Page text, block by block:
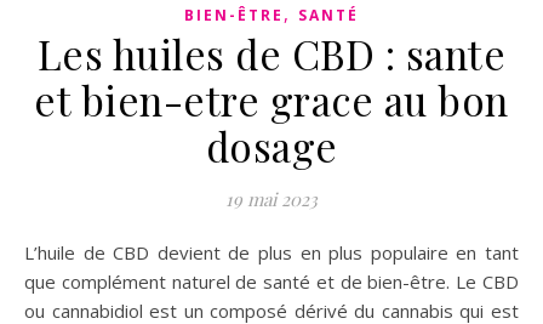
BIEN-ÊTRE , SANTÉ
Les huiles de CBD : sante
et bien-etre grace au bon
dosage
19 mai 2023
L’huile de CBD devient de plus en plus populaire en tant
que complément naturel de santé et de bien-être. Le CBD
ou cannabidiol est un composé dérivé du cannabis qui est